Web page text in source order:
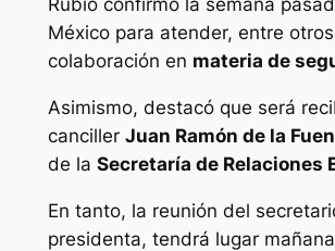
Rubio confirmó la semana
México para atender, entre
colaboración en materia de
Asimismo, destacó que será
canciller Juan Ramón de la
de la Secretaría de Relaciones
En tanto, la reunión del
presidenta, tendrá lugar mañana